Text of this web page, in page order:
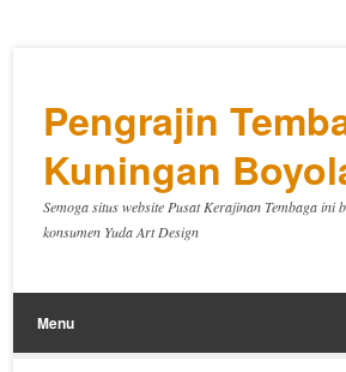
Pengrajin
Kuningan
Semoga situs website Pusat Kerajinan Tembaga ini
konsumen Yuda Art Design
Menu